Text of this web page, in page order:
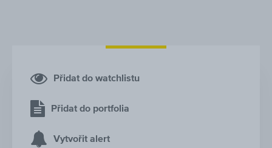
Přidat do watchlistu
Přidat do portfolia
Vytvořit alert